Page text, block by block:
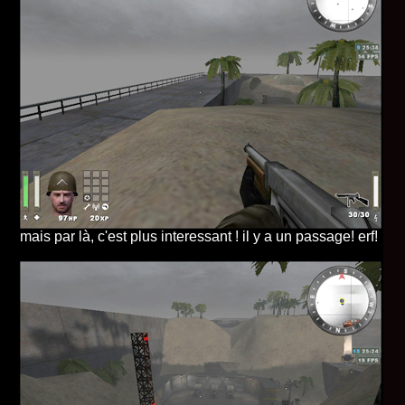
mais par là, c'est plus interessant ! il y a un passage! erf!